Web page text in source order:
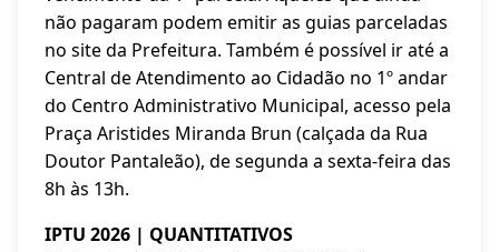
não pagaram podem emitir as guias parceladas
no site da Prefeitura. Também é possível ir até a
Central de Atendimento ao Cidadão no 1º andar
do Centro Administrativo Municipal, acesso pela
Praça Aristides Miranda Brun (calçada da Rua
Doutor Pantaleão), de segunda a sexta-feira das
8h às 13h.
IPTU 2026 | QUANTITATIVOS